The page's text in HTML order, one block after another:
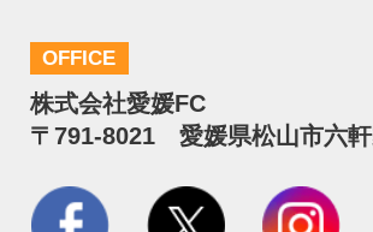
OFFICE
株式会社愛媛FC
〒791-8021 愛媛県松山市六